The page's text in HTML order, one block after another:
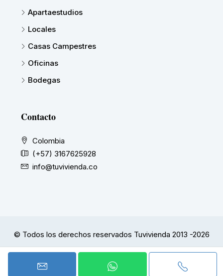
Apartaestudios
Locales
Casas Campestres
Oficinas
Bodegas
Contacto
Colombia
(+57) 3167625928
info@tuvivienda.co
© Todos los derechos reservados Tuvivienda 2013 -2026